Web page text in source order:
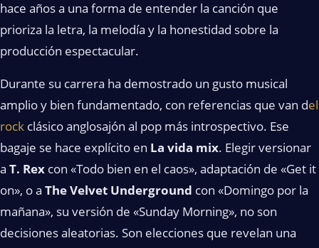
hace años a una forma de entender la canción que
prioriza la letra, la melodía y la honestidad sobre la
producción espectacular.
Durante su carrera ha demostrado un gusto musical
amplio y bien fundamentado, con referencias que van del
rock clásico anglosajón al pop más introspectivo. Ese
bagaje se hace explícito en La vida mix. Elegir versionar
a T. Rex con «Todo bien en el caos», adaptación de «Get it
on», o a The Velvet Underground con «Domingo por la
mañana», su versión de «Sunday Morning», no son
decisiones aleatorias. Son elecciones que revelan una